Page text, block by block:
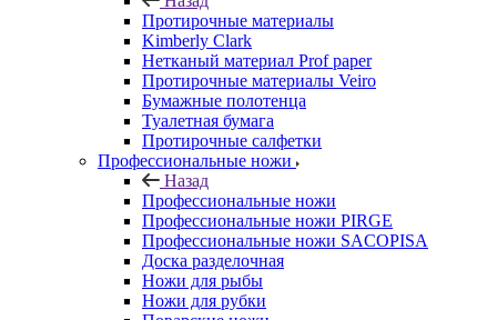
Протирочные материалы
Kimberly Clark
Нетканый материал Prof paper
Протирочные материалы Veiro
Бумажные полотенца
Туалетная бумага
Протирочные салфетки
Профессиональные ножи
Назад
Профессиональные ножи
Профессиональные ножи PIRGE
Профессиональные ножи SACOPISA
Доска разделочная
Ножи для рыбы
Ножи для рубки